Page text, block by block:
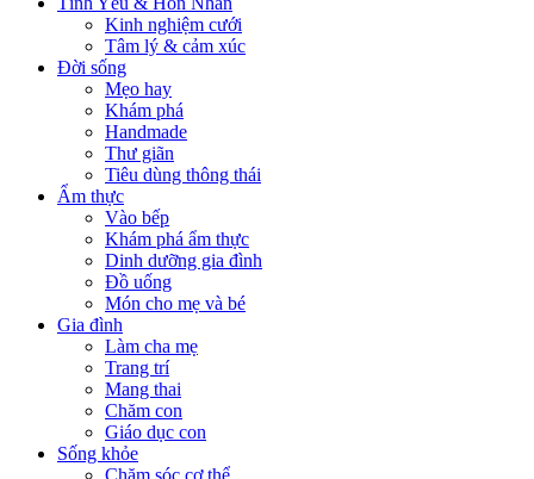
Kinh nghiệm cưới
Tâm lý & cảm xúc
Đời sống
Mẹo hay
Khám phá
Handmade
Thư giãn
Tiêu dùng thông thái
Ẩm thực
Vào bếp
Khám phá ẩm thực
Dinh dưỡng gia đình
Đồ uống
Món cho mẹ và bé
Gia đình
Làm cha mẹ
Trang trí
Mang thai
Chăm con
Giáo dục con
Sống khỏe
Chăm sóc cơ thể